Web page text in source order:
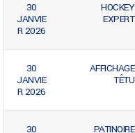
30
JANVIE
R 2026
HOCKEY
EXPERT
30
JANVIE
R 2026
AFFICHAGE
TÊTU
30
PATINOIRE